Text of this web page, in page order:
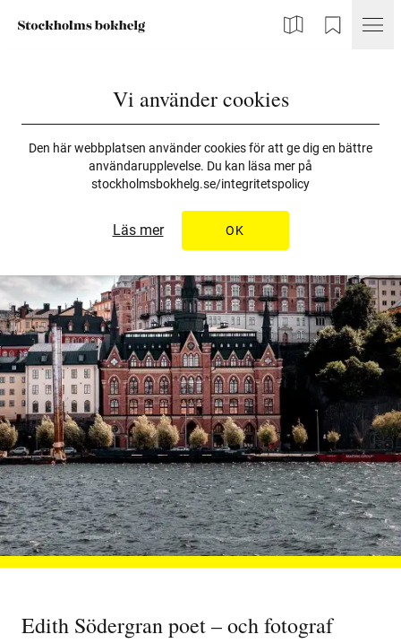
Karta Min Bokhelg
Edith Södergran poet – och fotograf
Vi använder cookies
Den här webbplatsen använder cookies för att ge dig en bättre
användarupplevelse. Du kan läsa mer på
stockholmsbokhelg.se/integritetspolicy
Läs mer OK